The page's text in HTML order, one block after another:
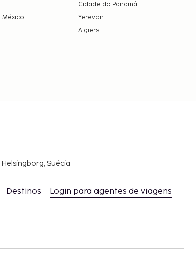
Cidade do Panamá
México
Yerevan
Algiers
Suécia
Destinos Login para agentes de viagens